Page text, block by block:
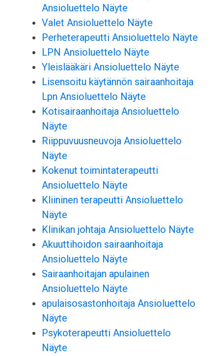
Ansioluettelo Näyte
Valet Ansioluettelo Näyte
Perheterapeutti Ansioluettelo Näyte
LPN Ansioluettelo Näyte
Yleislääkäri Ansioluettelo Näyte
Lisensoitu käytännön sairaanhoitaja
Lpn Ansioluettelo Näyte
Kotisairaanhoitaja Ansioluettelo
Näyte
Riippuvuusneuvoja Ansioluettelo
Näyte
Kokenut toimintaterapeutti
Ansioluettelo Näyte
Kliininen terapeutti Ansioluettelo
Näyte
Klinikan johtaja Ansioluettelo Näyte
Akuuttihoidon sairaanhoitaja
Ansioluettelo Näyte
Sairaanhoitajan apulainen
Ansioluettelo Näyte
apulaisosastonhoitaja Ansioluettelo
Näyte
Psykoterapeutti Ansioluettelo
Näyte